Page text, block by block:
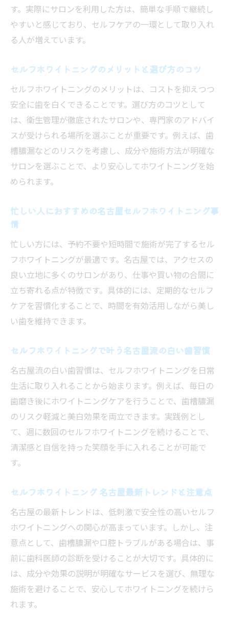
歯槽膿漏対策とセルフホワイトニングの両
立方法
セルフホワイトニングで歯の健康を守る秘
忙しい毎日に最適なセルフホワイトニング活用
術
セルフホワイトニングを時短で実践するコ
ツと工夫
忙しい中でも続けやすいセルフホワイトニ
ング活用法
セルフホワイトニングと毎日のケアを両立
させる方法
セルフホワイトニングの効果を高める日常
セルフホワイトニングで手軽に笑顔を守る
方法
セルフホワイトニング 名古屋で選ばれる理
由
セルフホワイトニングの手順と効果的な続け方
を解説
やすく紹介
効果を実感できるセルフホワイトニング続
け方の秘訣
セルフホワイトニング何回目で白さが変わ
るのか
セルフホワイトニング 手順ごとの注意点と
ポイント
けるコツ
歯の健康を守るホワイトニングの選び方とは
セルフホワイトニングで歯の健康を守る選
び方の基準
ホワイトニングの種類とセルフホワイトニ
す。実際にサロンを利用した方は、簡単な手順で継続し
やすいと感じており、セルフケアの一環として取り入れ
る人が増えています。
セルフホワイトニングのメリットと選び方のコツ
セルフホワイトニングのメリットは、コストを抑えつつ
安全に歯を白くできることです。選び方のコツとして
は、衛生管理が徹底されたサロンや、専門家のアドバイ
スが受けられる場所を選ぶことが重要です。例えば、歯
槽膿漏などのリスクを考慮し、成分や施術方法が明確な
サロンを選ぶことで、より安心してホワイトニングを始
められます。
忙しい人におすすめの名古屋セルフホワイトニング事
情
忙しい方には、予約不要や短時間で施術が完了するセル
フホワイトニングが最適です。名古屋では、アクセスの
良い立地に多くのサロンがあり、仕事や買い物の合間に
立ち寄れる点が特徴です。具体的には、定期的なセルフ
ケアを習慣化することで、時間を有効活用しながら美し
い歯を維持できます。
セルフホワイトニングで叶う名古屋流の白い歯習慣
名古屋流の白い歯習慣は、セルフホワイトニングを日常
生活に取り入れることから始まります。例えば、毎日の
歯磨き後にホワイトニングケアを行うことで、歯槽膿漏
のリスク軽減と美白効果を両立できます。実践例とし
て、週に数回のセルフホワイトニングを続けることで、
清潔感と自信を持った笑顔を手に入れることが可能で
す。
セルフホワイトニング 名古屋最新トレンドと注意点
名古屋の最新トレンドは、低刺激で安全性の高いセルフ
ホワイトニングへの関心が高まっています。しかし、注
意点として、歯槽膿漏や口腔トラブルがある場合は、事
前に歯科医師の診断を受けることが大切です。具体的に
は、成分や効果の説明が明確なサービスを選び、無理な
施術を避けることで、安心してホワイトニングを続けら
れます。